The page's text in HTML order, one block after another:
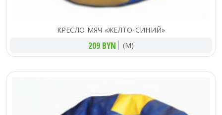
КРЕСЛО МЯЧ «ЖЕЛТО-СИНИЙ»
209 BYN (M)